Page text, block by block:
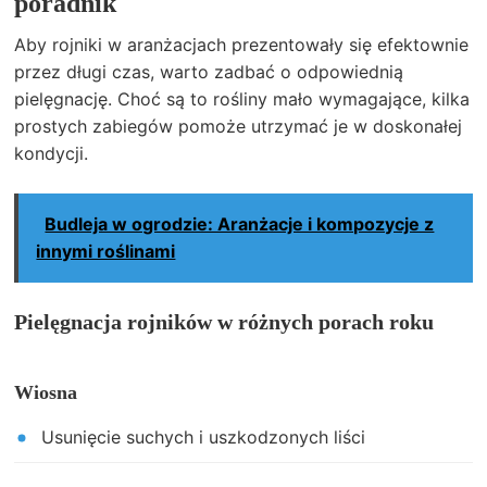
Aby rojniki w aranżacjach prezentowały się efektownie
przez długi czas, warto zadbać o odpowiednią
pielęgnację. Choć są to rośliny mało wymagające, kilka
prostych zabiegów pomoże utrzymać je w doskonałej
kondycji.
Budleja w ogrodzie: Aranżacje i kompozycje z
innymi roślinami
Pielęgnacja rojników w różnych porach roku
Wiosna
Usunięcie suchych i uszkodzonych liści